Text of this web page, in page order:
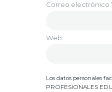
Correo electrónico
Web
Los datos personales
PROFESIONALES